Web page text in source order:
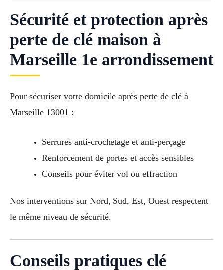
Sécurité et protection après
perte de clé maison à
Marseille 1e arrondissement
Pour sécuriser votre domicile après perte de clé à
Marseille 13001 :
Serrures anti-crochetage et anti-perçage
Renforcement de portes et accès sensibles
Conseils pour éviter vol ou effraction
Nos interventions sur Nord, Sud, Est, Ouest respectent
le même niveau de sécurité.
Conseils pratiques clé